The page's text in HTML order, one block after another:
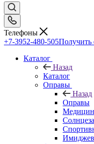
Телефоны
+7-3952-480-505Получить
Каталог
Назад
Каталог
Оправы
Назад
Оправы